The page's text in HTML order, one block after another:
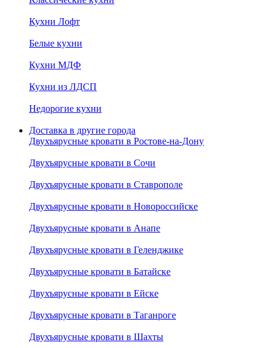
Кухни Лофт
Белые кухни
Кухни МДФ
Кухни из ЛДСП
Недорогие кухни
Доставка в другие города
Двухъярусные кровати в Ростове-на-Дону
Двухъярусные кровати в Сочи
Двухъярусные кровати в Ставрополе
Двухъярусные кровати в Новороссийске
Двухъярусные кровати в Анапе
Двухъярусные кровати в Геленджике
Двухъярусные кровати в Батайске
Двухъярусные кровати в Ейске
Двухъярусные кровати в Таганроге
Двухъярусные кровати в Шахты